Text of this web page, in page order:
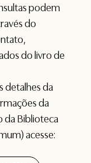
podem
do
,
do livro de
detalhes da
da
da Biblioteca
acesse: